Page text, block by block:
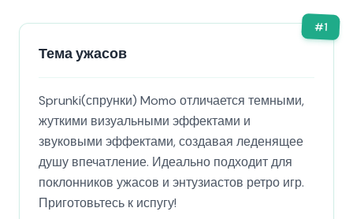
#1
Тема ужасов
Sprunki(спрунки) Momo отличается темными,
жуткими визуальными эффектами и
звуковыми эффектами, создавая леденящее
душу впечатление. Идеально подходит для
поклонников ужасов и энтузиастов ретро игр.
Приготовьтесь к испугу!